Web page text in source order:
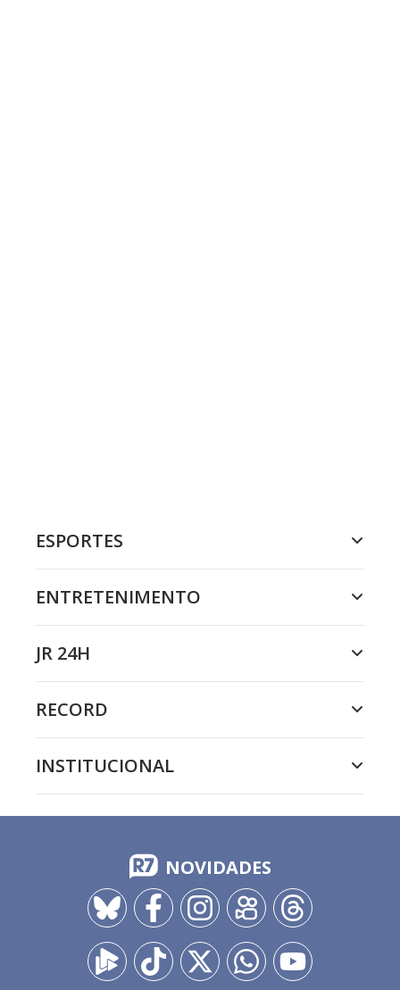
ESPORTES
ENTRETENIMENTO
JR 24H
RECORD
INSTITUCIONAL
NOVIDADES